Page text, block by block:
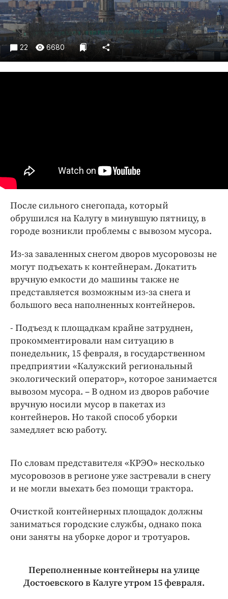
Погода
Праздники
Происшествия
Спорт
Экономика и бизнес
Клиника года
22 6680
После сильного снегопада, который
обрушился на Калугу в минувшую пятницу, в
городе возникли проблемы с вывозом мусора.
Из-за заваленных снегом дворов мусоровозы не
могут подъехать к контейнерам. Докатить
вручную емкости до машины также не
представляется возможным из-за снега и
большого веса наполненных контейнеров.
- Подъезд к площадкам крайне затруднен,
прокомментировали нам ситуацию в
понедельник, 15 февраля, в государственном
предприятии «Калужский региональный
экологический оператор», которое занимается
вывозом мусора. – В одном из дворов рабочие
вручную носили мусор в пакетах из
контейнеров. Но такой способ уборки
замедляет всю работу.
По словам представителя «КРЭО» несколько
мусоровозов в регионе уже застревали в снегу
и не могли выехать без помощи трактора.
Очисткой контейнерных площадок должны
заниматься городские службы, однако пока
они заняты на уборке дорог и тротуаров.
Переполненные контейнеры на улице
Достоевского в Калуге утром 15 февраля.